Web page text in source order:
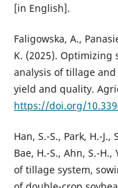
[in English].
Faligowska, A.,
K. (2025). Optimizing
analysis of tillage
yield and quality.
https://doi.org/
Han, S.-S., Park, H.-J.,
Bae, H.-S., Ahn, S.-H.,
of tillage system,